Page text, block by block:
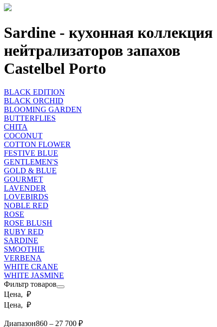
Sardine - кухонная коллекция
нейтрализаторов запахов
Castelbel Porto
BLACK EDITION
BLACK ORCHID
BLOOMING GARDEN
BUTTERFLIES
CHITA
COCONUT
COTTON FLOWER
FESTIVE BLUE
GENTLEMEN'S
GOLD & BLUE
GOURMET
LAVENDER
LOVEBIRDS
NOBLE RED
ROSE
ROSE BLUSH
RUBY RED
SARDINE
SMOOTHIE
VERBENA
WHITE CRANE
WHITE JASMINE
Фильтр товаров
Цена, ₽
Цена, ₽
Диапазон860 – 27 700 ₽